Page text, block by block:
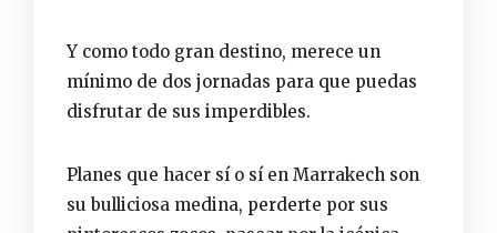
Y como todo gran destino, merece un
mínimo de dos jornadas para que puedas
disfrutar de sus imperdibles.
Planes que hacer sí o sí en Marrakech son
su bulliciosa medina, perderte por sus